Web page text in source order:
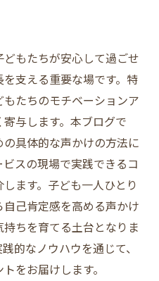
もたちが安心して過ごせ
支える重要な場です。特
たちのモチベーションア
与します。本ブログで
具体的な声かけの方法に
スの現場で実践できるコ
ます。子ども一人ひとり
己肯定感を高める声かけ
ちを育てる土台となりま
的なノウハウを通じて、
をお届けします。